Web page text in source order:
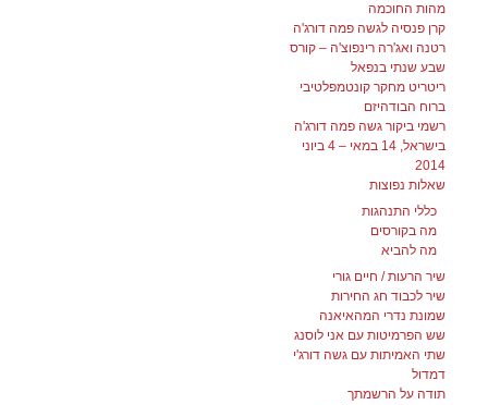
מהות החוכמה
קרן פנסיה לגשה פמה דורג'ה
רטנה ואג'רה רינפוצ'ה – קורס
שבע שנתי בנפאל
ריטריט מחקר קונטמפלטיבי
ברוח הבודהיזם
רשמי ביקור גשה פמה דורג'ה
בישראל, 14 במאי – 4 ביוני
2014
שאלות נפוצות
כללי התנהגות
מה בקורסים
מה להביא
שיר הרעות / חיים גורי
שיר לכבוד חג החירות
שמונת נדרי המהאיאנה
שש הפרמיטות עם אני לוסנג
שתי האמיתות עם גשה דורג'י
דמדול
תודה על הרשמתך